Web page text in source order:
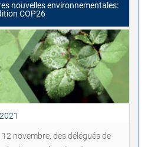
nouvelles environnementales:
COP26
novembre, des délégués de